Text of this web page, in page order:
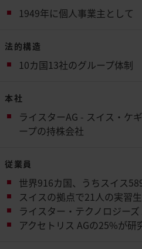
1949年に個人事業主として
法的構造
10カ国13社のグループ体制
本社
ライスターAG - スイス・ケ
ープの持株会社
従業員
世界916カ国、うちスイス
スイスの拠点で21人の実習生
ライスター・テクノロジー
アクセトリス AGの25%が研